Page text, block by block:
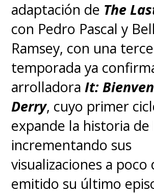
deshowrunners en
proyecto. Si bien será
precuela, no se
detalles de la trama.
anticipó que
visión" presentada
películas previas.
adaptación de The
con Pedro Pascal y
Ramsey, con una
temporada ya
arrolladoraIt:
Derry, cuyo primer
expande la historia de
incrementando sus
visualizaciones a poco
emitido su último